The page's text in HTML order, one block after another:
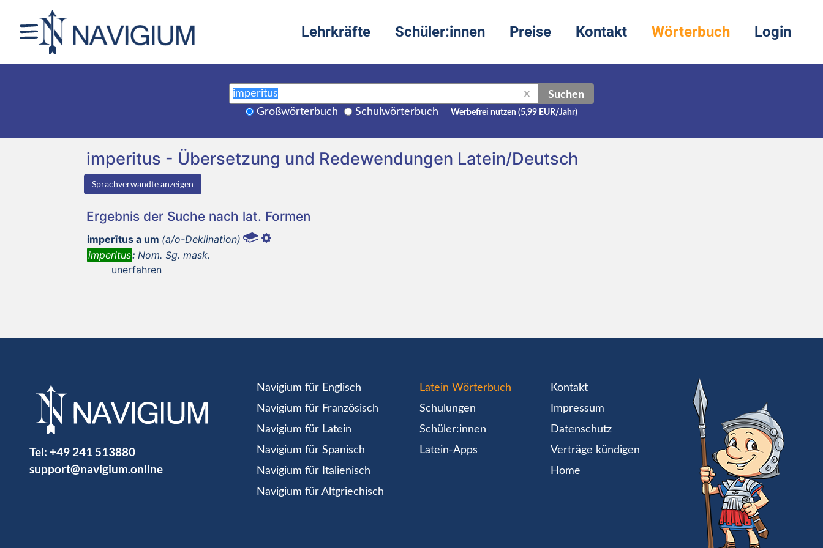
Lehrkräfte Schüler:innen Preise Kontakt Wörterbuch Login
X Suchen
Großwörterbuch Schulwörterbuch Werbefrei nutzen (5,99 EUR/Jahr)
imperitus - Übersetzung und Redewendungen Latein/Deutsch
Sprachverwandte anzeigen
Ergebnis der Suche nach lat. Formen
imperītus a um (a/o-Deklination)
imperitus: Nom. Sg. mask.
unerfahren
Tel: +49 241 513880
support@navigium.online
Navigium für Englisch
Navigium für Französisch
Navigium für Latein
Navigium für Spanisch
Navigium für Italienisch
Navigium für Altgriechisch
Latein Wörterbuch
Schulungen
Schüler:innen
Latein-Apps
Kontakt
Impressum
Datenschutz
Verträge kündigen
Home